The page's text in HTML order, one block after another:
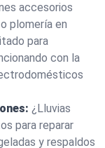
accesorios
plomería en
para
con la
¿Lluvias
para reparar
y respaldos